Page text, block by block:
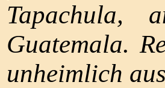
Tapachula,
Guatemala.
unheimlich